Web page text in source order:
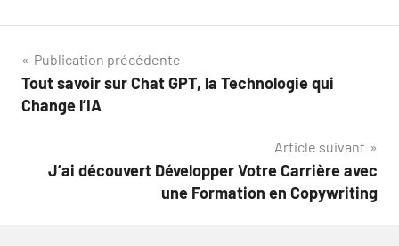
Navigation
de
Publication précédente
Tout savoir sur Chat GPT, la Technologie qui
Change l’IA
Article suivant
J’ai découvert Développer Votre Carrière avec
une Formation en Copywriting